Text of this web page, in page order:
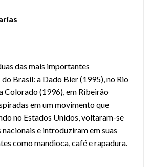
das mais importantes
Brasil: a Dado Bier (1995), no Rio
Colorado (1996), em Ribeirão
em um movimento que
no Estados Unidos, voltaram-se
e introduziram em suas
como mandioca, café e rapadura.